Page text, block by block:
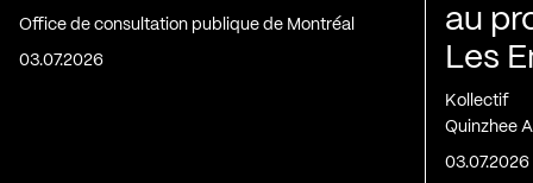
Office de consultation publique de Montréal
03.07.2026
au
Les
Kollectif
Quinzhee
03.07.2026